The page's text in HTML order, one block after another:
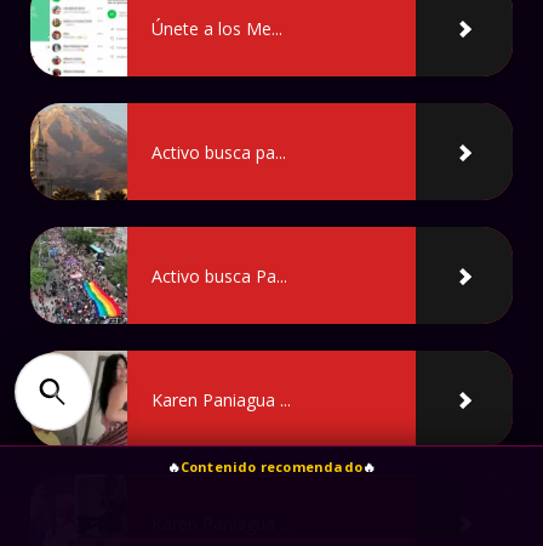
Únete a los Me...
Activo busca pa...
Activo busca Pa...
Karen Paniagua ...
🔥Contenido recomendado🔥